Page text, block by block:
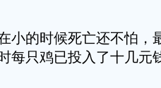
的时候死亡还不怕，
每只鸡已投入了十几元